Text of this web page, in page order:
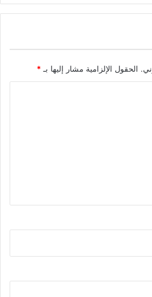
الحقول الإلزامية مشار إليها بـ*